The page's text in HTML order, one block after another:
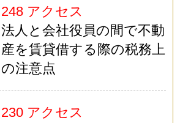
248 アクセス
法人と会社役員の間で不動
産を賃貸借する際の税務上
の注意点
230 アクセス